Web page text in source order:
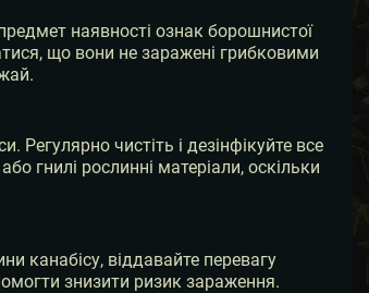
наявності ознак борошнистої
що вони не заражені грибковими
чистіть і дезінфікуйте все
гнилі рослинні матеріали, оскільки
канабісу, віддавайте перевагу
знизити ризик зараження.